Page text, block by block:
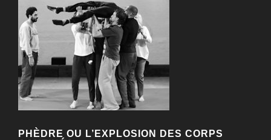
PHÈDRE OU L’EXPLOSION DES CORPS